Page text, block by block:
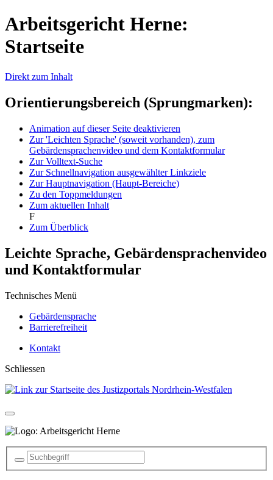
Arbeitsgericht Herne:
Startseite
Direkt zum Inhalt
Orientierungsbereich (Sprungmarken):
Animation auf dieser Seite deaktivieren
Zur 'Leichten Sprache' (soweit vorhanden), zum
Gebärdensprachenvideo und dem Kontaktformular
Zur Volltext-Suche
Zur Schnellnavigation ausgewählter Linkziele
Zur Hauptnavigation (Haupt-Bereiche)
Zu den Toppmeldungen
Zum aktuellen Inhalt
F
Zum Überblick
Leichte Sprache, Gebärdensprachenvideo
und Kontaktformular
Technisches Menü
Gebärdensprache
Barrierefreiheit
Kontakt
Schliessen